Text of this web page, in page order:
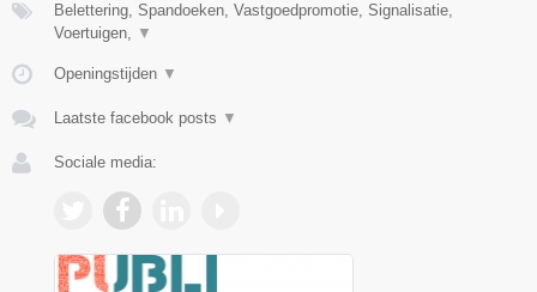
Belettering, Spandoeken, Vastgoedpromotie, Signalisatie,
Voertuigen, ▼
Openingstijden ▼
Laatste facebook posts ▼
Sociale media: